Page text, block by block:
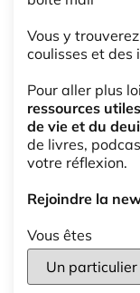
Vous y trouverez
coulisses et des
Pour aller plus
ressources
de vie et du
de livres,
votre réflexion.
Rejoindre la
Vous êtes